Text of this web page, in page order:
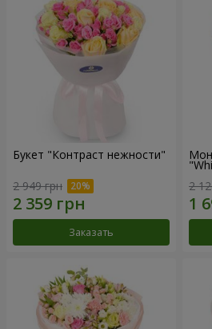
Букет "Контраст нежности"
2 949 грн
Заказать
2